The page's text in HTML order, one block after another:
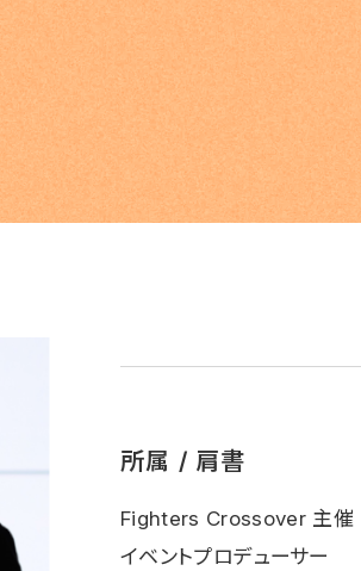
所属 / 肩書
Fighters Crossover 主催
イベントプロデューサー